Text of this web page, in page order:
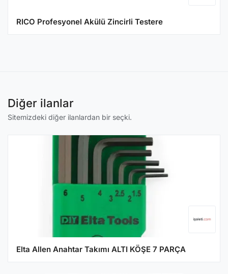
RICO Profesyonel Akülü Zincirli Testere
Diğer ilanlar
Sitemizdeki diğer ilanlardan bir seçki.
Elta Allen Anahtar Takımı ALTI KÖŞE 7 PARÇA